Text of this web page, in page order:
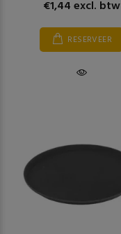
€1,44 excl. btw
RESERVEER